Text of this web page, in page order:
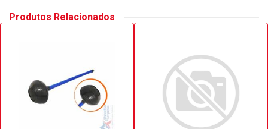
Produtos Relacionados